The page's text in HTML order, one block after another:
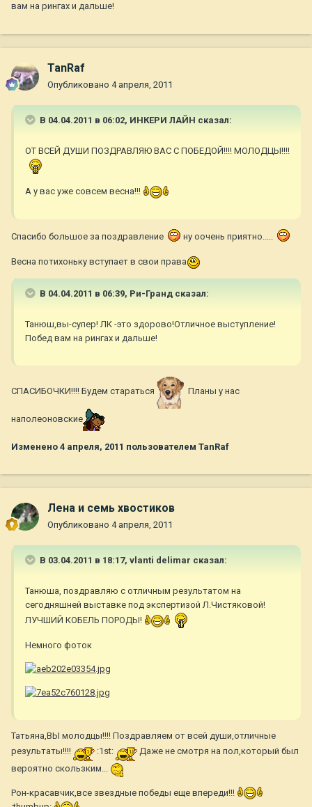
вам на рингах и дальше!
TanRaf
Опубликовано 4 апреля, 2011
В 04.04.2011 в 06:02, ИНКЕРИ ЛАЙН сказал:
ОТ ВСЕЙ ДУШИ ПОЗДРАВЛЯЮ ВАС С ПОБЕДОЙ!!!! МОЛОДЦЫ!!!!
А у вас уже совсем весна!!!
Спасибо большое за поздравление ну оочень приятно.....
Весна потихоньку вступает в свои права
В 04.04.2011 в 06:39, Ри-Гранд сказал:
Танюш,вы-супер! ЛК -это здорово!Отличное выступление!
Побед вам на рингах и дальше!
СПАСИБОЧКИ!!!! Будем стараться Планы у нас
наполеоновские
Изменено 4 апреля, 2011 пользователем TanRaf
Лена и семь хвостиков
Опубликовано 4 апреля, 2011
В 03.04.2011 в 18:17, vlanti delimar сказал:
Танюша, поздравляю с отличным результатом на
сегодняшней выставке под экспертизой Л.Чистяковой!
ЛУЧШИЙ КОБЕЛЬ ПОРОДЫ!
Немного фоток
Татьяна,ВЫ молодцы!!!! Поздравляем от всей души,отличные
результаты!!!!
:1st:
Даже не смотря на пол,который был
вероятно скользким...
Рон-красавчик,все звездные победы еще впереди!!!